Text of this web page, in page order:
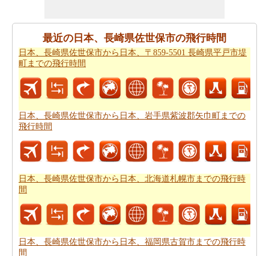
重要なご旅行の要約を取得しますか。ここに - 旅行は日
本、長崎県佐世保市がら日本、北海道札幌市から。あな
たは自分でより良い日本、長崎県佐世保市から日本、北
海道札幌市までの旅行
道路の旅の代わりに、長い旅のための飛行を好むだろ
海道札幌市までの飛行距離を知ることが重要です。
あなたは未知の街にしようとしている場合、その場所内
のルートを知ることが不可欠です。このルートプランナ
ーは、あなたの旅のでの中間点と一緒にあなた日本、長
崎県佐世保市から日本、北海道札幌市までの道路ルート
プラン
を与える。
あなたの旅のための全体計画を持った後、あなたはま
た、旅費の推定値を取得したいと思います。日本、長崎
県佐世保市から日本、北海道札幌市までの旅行の費用
最近の日本、長崎県佐世保市の飛行時間
日本、長崎県佐世保市から日本、〒859-5501 長崎県平戸市堤
町までの飛行時間
日本、長崎県佐世保市から日本、岩手県紫波郡矢巾町までの
飛行時間
日本、長崎県佐世保市から日本、北海道札幌市までの飛行時
間
日本、長崎県佐世保市から日本、福岡県古賀市までの飛行時
間